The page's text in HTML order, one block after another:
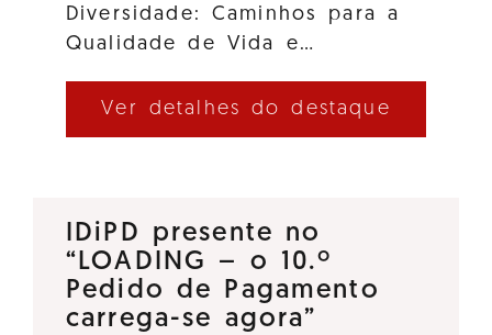
Diversidade: Caminhos para a
Qualidade de Vida e…
Ver detalhes do destaque
IDiPD presente no
“LOADING – o 10.º
Pedido de Pagamento
carrega-se agora”